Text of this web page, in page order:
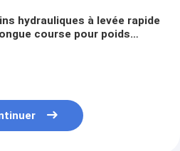
hydrauliques à levée rapide
course pour poids